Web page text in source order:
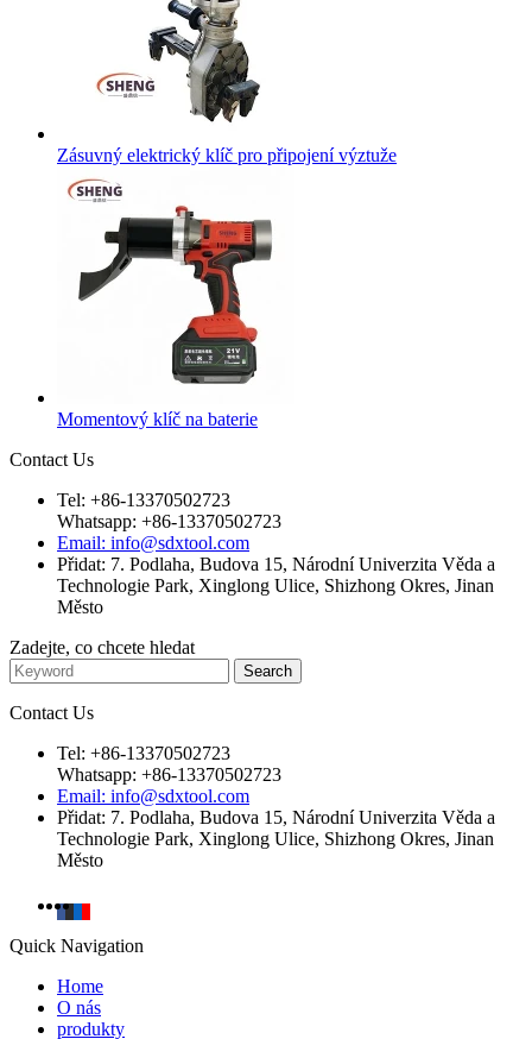
Zásuvný elektrický klíč pro připojení výztuže
Momentový klíč na baterie
Contact Us
Tel: +86-13370502723
Whatsapp: +86-13370502723
Email: info@sdxtool.com
Přidat: 7. Podlaha, Budova 15, Národní Univerzita Věda a
Technologie Park, Xinglong Ulice, Shizhong Okres, Jinan
Město
Zadejte, co chcete hledat
Contact Us
Tel: +86-13370502723
Whatsapp: +86-13370502723
Email: info@sdxtool.com
Přidat: 7. Podlaha, Budova 15, Národní Univerzita Věda a
Technologie Park, Xinglong Ulice, Shizhong Okres, Jinan
Město
Quick Navigation
Home
O nás
produkty